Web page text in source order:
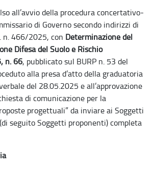
all’avviodella procedura concertativo-
di Governo secondo indirizzi di
n. 466/2025, con Determinazionedel
Difesa del Suolo e Rischio
n. 66, pubblicato sul BURP n. 53 del
alla presa d’atto della graduatoria
del 28.05.2025 e all’approvazione
di comunicazione per la
progettuali” da inviare ai Soggetti
seguito Soggetti proponenti) completa